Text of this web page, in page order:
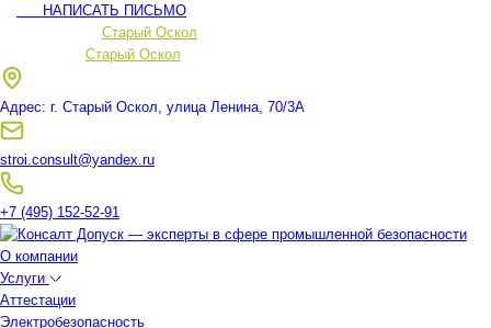
НАПИСАТЬ ПИСЬМО
Старый Оскол
Старый Оскол
Адрес: г. Старый Оскол, улица Ленина, 70/3А
stroi.consult@yandex.ru
+7 (495) 152-52-91
О компании
Услуги
Аттестации
Электробезопасность